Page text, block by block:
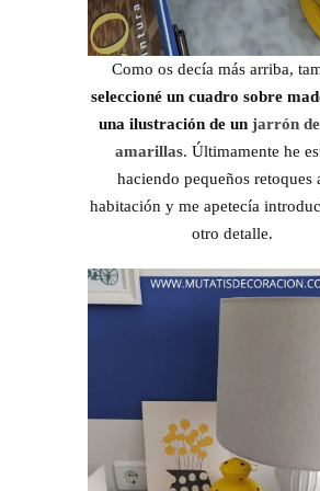
Como os decía más arriba,
seleccioné un cuadro sobre
una ilustración de un jarrón
amarillas. Últimamente he
haciendo pequeños retoques
habitación y me apetecía
otro detalle.